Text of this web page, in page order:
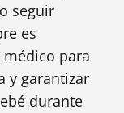
seguir
es
para
y garantizar
durante